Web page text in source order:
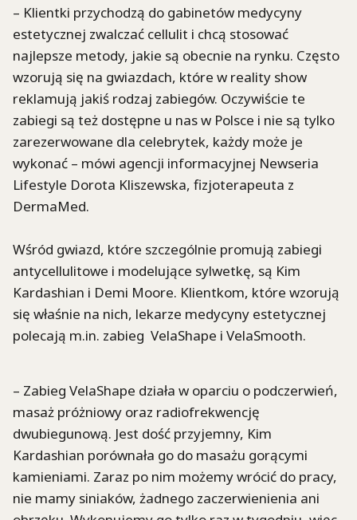
– Klientki przychodzą do gabinetów medycyny
estetycznej zwalczać cellulit i chcą stosować
najlepsze metody, jakie są obecnie na rynku. Często
wzorują się na gwiazdach, które w reality show
reklamują jakiś rodzaj zabiegów. Oczywiście te
zabiegi są też dostępne u nas w Polsce i nie są tylko
zarezerwowane dla celebrytek, każdy może je
wykonać – mówi agencji informacyjnej Newseria
Lifestyle Dorota Kliszewska, fizjoterapeuta z
DermaMed.
Wśród gwiazd, które szczególnie promują zabiegi
antycellulitowe i modelujące sylwetkę, są Kim
Kardashian i Demi Moore. Klientkom, które wzorują
się właśnie na nich, lekarze medycyny estetycznej
polecają m.in. zabieg VelaShape i VelaSmooth.
– Zabieg VelaShape działa w oparciu o podczerwień,
masaż próżniowy oraz radiofrekwencję
dwubiegunową. Jest dość przyjemny, Kim
Kardashian porównała go do masażu gorącymi
kamieniami. Zaraz po nim możemy wrócić do pracy,
nie mamy siniaków, żadnego zaczerwienienia ani